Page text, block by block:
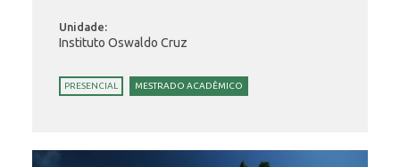
Unidade:
Instituto Oswaldo Cruz
PRESENCIAL MESTRADO ACADÊMICO